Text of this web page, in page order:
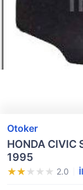
Otoker
HONDA CIVIC
1995
2.0